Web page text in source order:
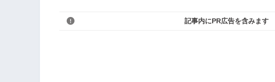
記事内にPR広告を含みます